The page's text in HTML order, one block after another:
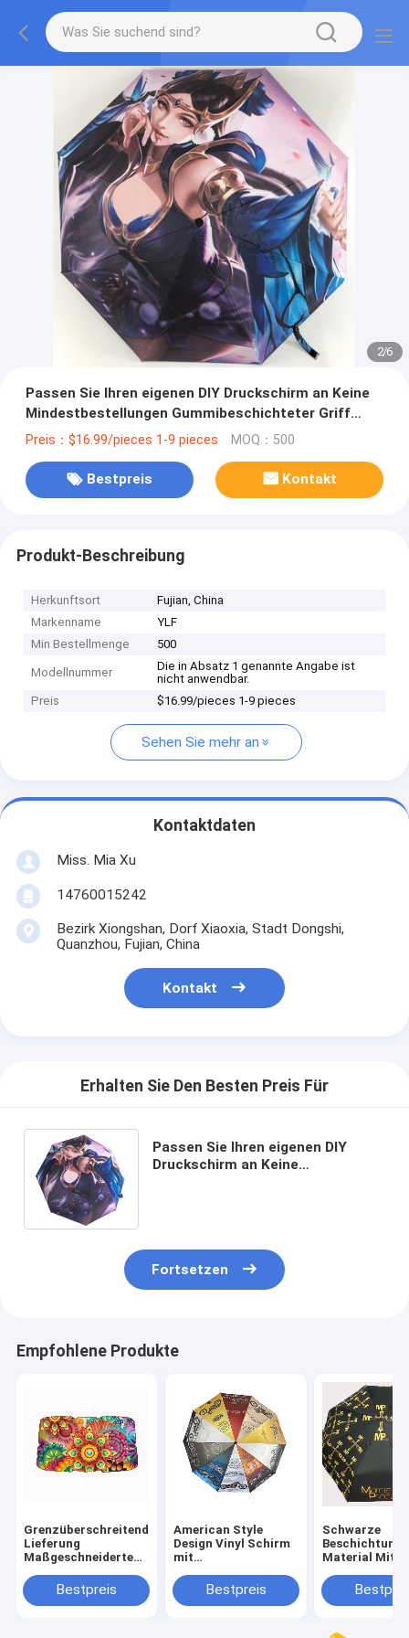
2/6
Passen Sie Ihren eigenen DIY Druckschirm an Keine
Mindestbestellungen Gummibeschichteter Griff
inbegriffen
Preis：$16.99/pieces 1-9 pieces MOQ：500
Bestpreis Kontakt
Produkt-Beschreibung
Herkunftsort
Fujian, China
Markenname
YLF
Min Bestellmenge
500
Modellnummer
Die in Absatz 1 genannte Angabe ist
nicht anwendbar.
Preis
$16.99/pieces 1-9 pieces
Sehen Sie mehr an
Kontaktdaten
Miss. Mia Xu
14760015242
Bezirk Xiongshan, Dorf Xiaoxia, Stadt Dongshi,
Quanzhou, Fujian, China
Kontakt
Erhalten Sie Den Besten Preis Für
Passen Sie Ihren eigenen DIY
Druckschirm an Keine
Fortsetzen
Empfohlene Produkte
Grenzüberschreitende
Lieferung
Maßgeschneiderte
Material Fahrzeug
Sonnenschirm mit
Bestpreis
American Style
Design Vinyl Schirm
mit
Farbe und individuell
gestaltetes Logo
Bestpreis
Schwarze
Beschichtung
Material
die